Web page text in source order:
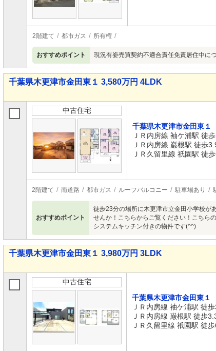
2階建て 都市ガス 所有権
おすすめポイント 現況有姿売買契約不適合責任免責居住中に
千葉県木更津市金田東１ 3,580万円 4LDK
中古住宅
千葉県木更津市金田東１
ＪＲ内房線 袖ケ浦駅 徒
ＪＲ内房線 巌根駅 徒歩
ＪＲ久留里線 祇園駅 徒
2階建て 南道路 都市ガス ルーフバルコニー 駐車場あり
おすすめポイント
徒歩23分の場所に木更津市立金田小学校が
せんか！こちらからご覧ください！こちら
システムキッチン付きの物件です(^^)
千葉県木更津市金田東１ 3,980万円 3LDK
中古住宅
千葉県木更津市金田東１
ＪＲ内房線 袖ケ浦駅 徒
ＪＲ内房線 巌根駅 徒歩
ＪＲ久留里線 祇園駅 徒